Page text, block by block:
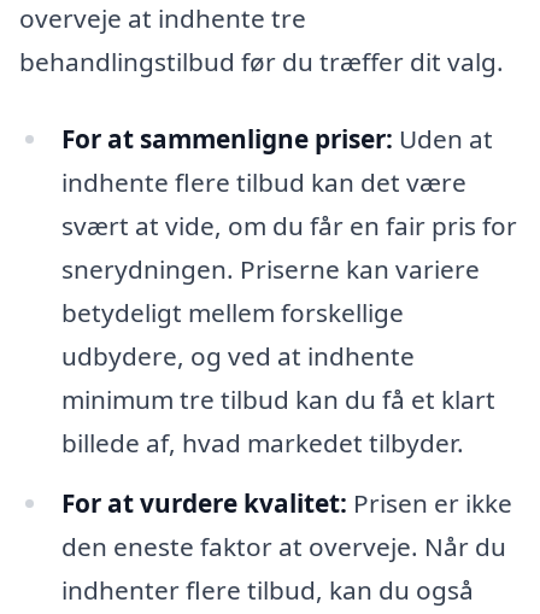
overveje at indhente tre
behandlingstilbud før du træffer dit valg.
For at sammenligne priser: Uden at
indhente flere tilbud kan det være
svært at vide, om du får en fair pris for
snerydningen. Priserne kan variere
betydeligt mellem forskellige
udbydere, og ved at indhente
minimum tre tilbud kan du få et klart
billede af, hvad markedet tilbyder.
For at vurdere kvalitet: Prisen er ikke
den eneste faktor at overveje. Når du
indhenter flere tilbud, kan du også